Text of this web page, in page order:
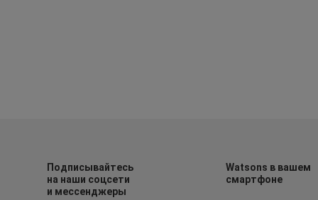
Подписывайтесь
на наши соцсети
и мессенджеры
Watsons в вашем
смартфоне